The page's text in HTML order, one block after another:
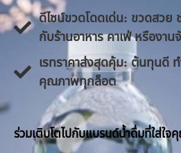
ดีไซน์ขวดโดดเด่น: ขวดสวย
กับร้านอาหาร คาเฟ่ หรืองาน
เรทราคาส่งสุดคุ้ม: ต้นทุนดี ท
คุณภาพทุกล็อต
ร่วมเติบโตไปกับแบรนด์น้ำดื่มที่ใส่ใจ